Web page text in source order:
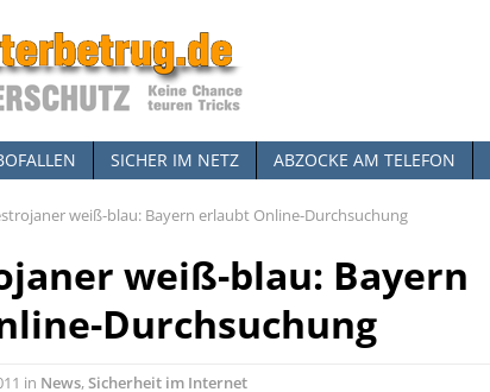
SICHER IM NETZ ABZOCKE AM TELEFON
weiß-blau: Bayern erlaubt Online-Durchsuchung
weiß-blau: Bayern
Durchsuchung
in News,Sicherheit im Internet